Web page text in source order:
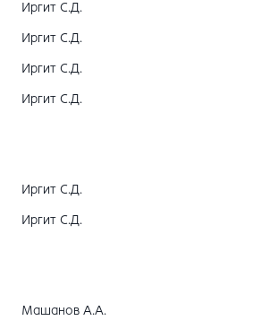
Иргит С.Д.
Иргит С.Д.
Иргит С.Д.
Иргит С.Д.
Иргит С.Д.
Иргит С.Д.
Машанов А.А.